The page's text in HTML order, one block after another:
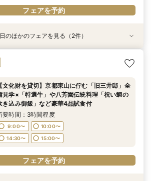
フェアを予約
組数限定】ご来館でAmazonギフト券プレゼン
！さらに、ご成約で挙式料100％OFF/料理2ラ
定の特典付リニューアル記念フェア◎
所要時間：3時間程度
11:00〜
14:00〜
16:00〜
17:00〜
フェアを予約
少人数*おもてなし重視の方*必見】八坂の塔に
う挙式×実際のご婚礼料理ハーフコース試食で
所要時間：3時間程度
11:00〜
14:00〜
16:00〜
17:00〜
フェアを予約
のほかのフェアを見る（2件）
【文化財を貸切】京都東山に佇む「旧三井邸」全
見学×「特選牛」や八芳園伝統料理「祝い鯛の
き込み御飯」など豪華4品試食付
要時間：3時間程度
9:00〜
10:00〜
14:30〜
15:00〜
フェアを予約